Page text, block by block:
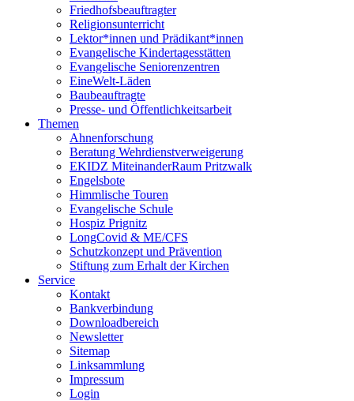
Friedhofsbeauftragter
Religionsunterricht
Lektor*innen und Prädikant*innen
Evangelische Kindertagesstätten
Evangelische Seniorenzentren
EineWelt-Läden
Baubeauftragte
Presse- und Öffentlichkeitsarbeit
Themen
Ahnenforschung
Beratung Wehrdienstverweigerung
EKIDZ MiteinanderRaum Pritzwalk
Engelsbote
Himmlische Touren
Evangelische Schule
Hospiz Prignitz
LongCovid & ME/CFS
Schutzkonzept und Prävention
Stiftung zum Erhalt der Kirchen
Service
Kontakt
Bankverbindung
Downloadbereich
Newsletter
Sitemap
Linksammlung
Impressum
Login